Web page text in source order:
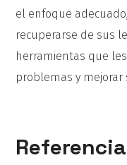
el enfoque
recuperarse de sus
herramientas que
problemas y mejorar